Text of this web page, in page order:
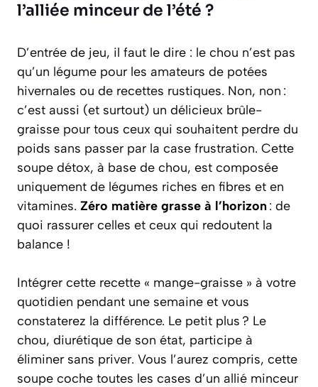
l’alliée minceur de l’été ?
D’entrée de jeu, il faut le dire : le chou n’est pas
qu’un légume pour les amateurs de potées
hivernales ou de recettes rustiques. Non, non :
c’est aussi (et surtout) un délicieux brûle-
graisse pour tous ceux qui souhaitent perdre du
poids sans passer par la case frustration. Cette
soupe détox, à base de chou, est composée
uniquement de légumes riches en fibres et en
vitamines. Zéro matière grasse à l’horizon: de
quoi rassurer celles et ceux qui redoutent la
balance !
Intégrer cette recette « mange-graisse » à votre
quotidien pendant une semaine et vous
constaterez la différence. Le petit plus ? Le
chou, diurétique de son état, participe à
éliminer sans priver. Vous l’aurez compris, cette
soupe coche toutes les cases d’un allié minceur